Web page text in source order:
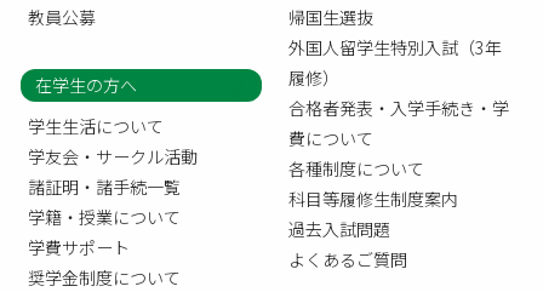
教員公募
帰国生選抜
外国人留学生特別入試（3年
履修）
合格者発表・入学手続き・学
費について
各種制度について
科目等履修生制度案内
過去入試問題
よくあるご質問
在学生の方へ
学生生活について
学友会・サークル活動
諸証明・諸手続一覧
学籍・授業について
学費サポート
奨学金制度について